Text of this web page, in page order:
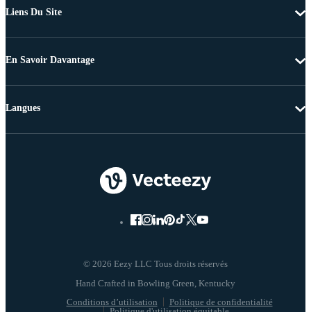
Liens Du Site
En Savoir Davantage
© 2026 Eezy LLC Tous droits réservés
Conditions d’utilisation
Politique de confidentialité
Langues